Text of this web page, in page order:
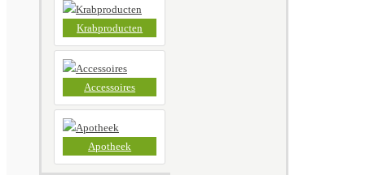
Krabproducten
Accessoires
Apotheek